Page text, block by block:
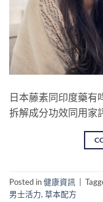
日本藤素同印度藥有
拆解成分功效同用家
Posted in健康資訊
男士活力, 草本配方